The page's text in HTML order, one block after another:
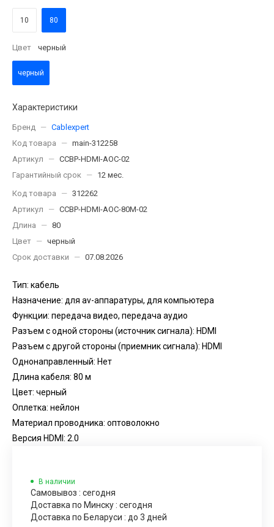
10 80
Цвет черный
черный
Характеристики
Бренд — Cablexpert
Код товара
— main-312258
Артикул
— CCBP-HDMI-AOC-02
Гарантийный срок
— 12 мес.
Код товара
— 312262
Артикул
— CCBP-HDMI-AOC-80M-02
Длина
— 80
Цвет — черный
Срок доставки
— 07.08.2026
Тип: кабель
Назначение: для av-аппаратуры, для компьютера
Функции: передача видео, передача аудио
Разъем с одной стороны (источник сигнала): HDMI
Разъем с другой стороны (приемник сигнала): HDMI
Однонаправленный: Нет
Длина кабеля: 80 м
Цвет: черный
Оплетка: нейлон
Материал проводника: оптоволокно
Версия HDMI: 2.0
В наличии
Самовывоз : сегодня
Доставка по Минску : сегодня
Доставка по Беларуси : до 3 дней